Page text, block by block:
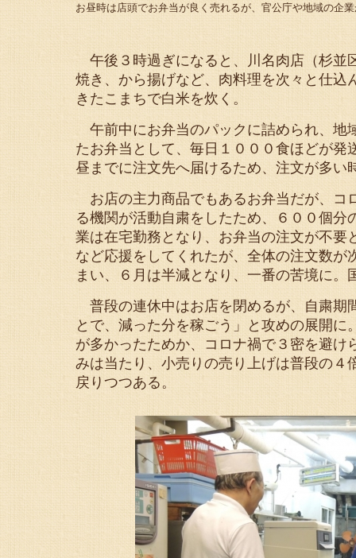
お昼時は店頭でお弁当が良く売れるが、官公庁や地域の企
午後３時過ぎになると、川名肉店（杉並
焼き、から揚げなど、肉料理を次々と仕
きたこまちで白米を炊く。
午前中にお弁当のパックに詰められ、地
たお弁当として、毎日１０００食ほどが
昼までに注文先へ届けるため、注文が多
お店の主力商品でもあるお弁当だが、コ
る機関が活動自粛をしたため、６００個
業は在宅勤務となり、お弁当の注文が不
など応援をしてくれたが、全体の注文数
まい、６月は半減となり、一番の苦境に
普段の連休中はお店を閉めるが、自粛期
とで、減った分を稼ごう」と攻めの展開
が多かったためか、コロナ禍で３密を避
みは当たり、小売りの売り上げは普段の
戻りつつある。